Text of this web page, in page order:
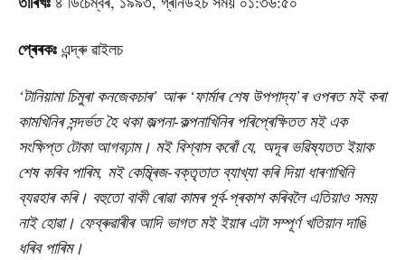
প্ৰেৰকঃ এন্দ্ৰু ৱাইলচ
‘টানিয়ামা চিমুৰা কনজেকচাৰ’ আৰু ‘ফাৰ্মাৰ শেষ উপপাদ্য’ৰ ওপৰত মই কৰা
কামখিনিৰ সন্দৰ্ভত হৈ থকা জল্পনা-কল্পনাখিনিৰ পৰিপ্ৰেক্ষিতত মই এক
সংক্ষিপ্ত টোকা আগবঢ়াম। মই বিশ্বাস কৰোঁ যে, অদূৰ ভৱিষ্যতত ইয়াক
শেষ কৰিব পাৰিম, মই কেম্ব্ৰিজ-বক্তৃতাত ব্যাখ্যা কৰি দিয়া ধাৰণাখিনি
ব্যৱহাৰ কৰি। বহুতো বাকী ৰোৱা কামৰ পূৰ্ব-প্ৰকাশ কৰিবলৈ এতিয়াও সময়
নাই হোৱা। ফেব্ৰুৱাৰীৰ আদি ভাগত মই ইয়াৰ এটা সম্পূৰ্ণ খতিয়ান দাঙি
ধৰিব পাৰিম।